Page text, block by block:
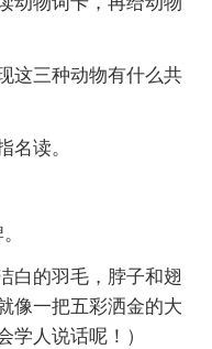
这三种动物有什么共
名读。
白的羽毛，脖子和翅
像一把五彩洒金的大
学人说话呢！）